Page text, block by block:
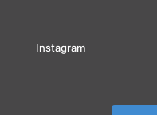
Instagram